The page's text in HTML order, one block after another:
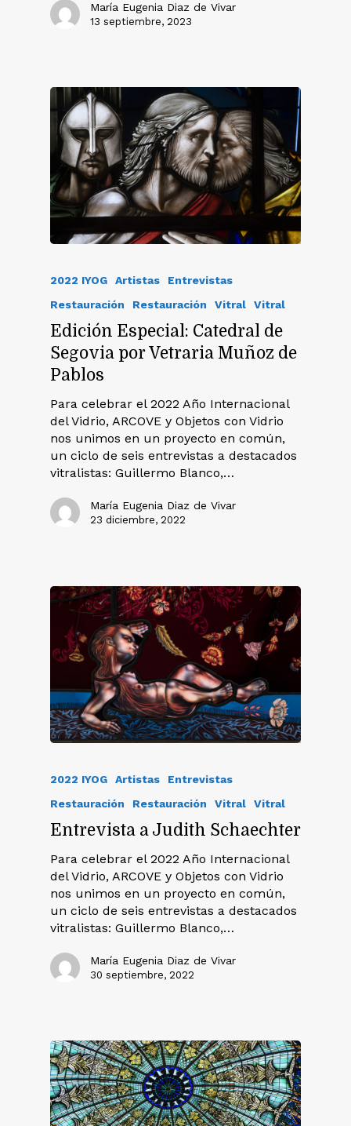
María Eugenia Diaz de Vivar
13 septiembre, 2023
2022 IYOG Artistas
Entrevistas
Restauración
Restauración Vitral Vitral
Edición Especial: Catedral de
Segovia por Vetraria Muñoz de
Pablos
Para celebrar el 2022 Año Internacional
del Vidrio, ARCOVE y Objetos con Vidrio
nos unimos en un proyecto en común,
un ciclo de seis entrevistas a destacados
vitralistas: Guillermo Blanco,…
María Eugenia Diaz de Vivar
23 diciembre, 2022
2022 IYOG Artistas
Entrevistas
Restauración
Restauración Vitral Vitral
Entrevista a Judith Schaechter
Para celebrar el 2022 Año Internacional
del Vidrio, ARCOVE y Objetos con Vidrio
nos unimos en un proyecto en común,
un ciclo de seis entrevistas a destacados
vitralistas: Guillermo Blanco,…
María Eugenia Diaz de Vivar
30 septiembre, 2022